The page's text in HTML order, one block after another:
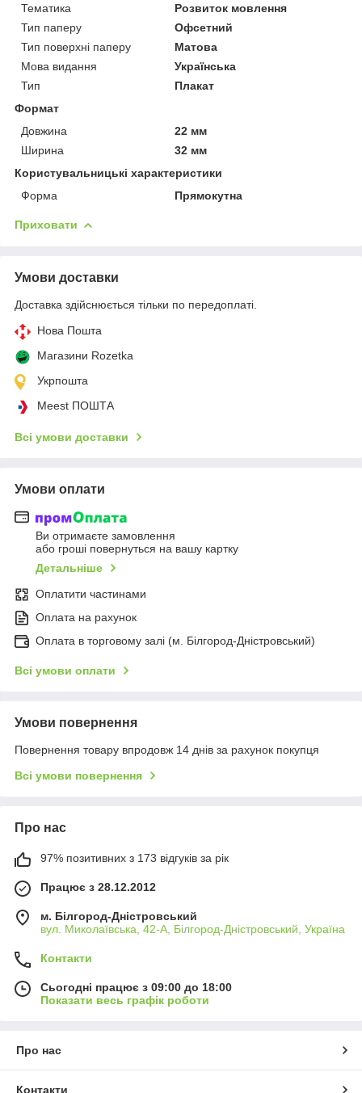
Тематика
Розвиток мовлення
Тип паперу
Офсетний
Тип поверхні паперу
Матова
Мова видання
Українська
Тип
Плакат
Формат
Довжина
22 мм
Ширина
32 мм
Користувальницькі характеристики
Форма
Прямокутна
Приховати
Умови доставки
Доставка здійснюється тільки по передоплаті.
Нова Пошта
Магазини Rozetka
Укрпошта
Meest ПОШТА
Всі умови доставки
Умови оплати
Ви отримаєте замовлення
або гроші повернуться на вашу картку
Детальніше
Оплатити частинами
Оплата на рахунок
Оплата в торговому залі (м. Білгород-Дністровський)
Всі умови оплати
Умови повернення
Повернення товару впродовж 14 днів за рахунок покупця
Всі умови повернення
Про нас
97% позитивних з 173 відгуків за рік
Працює з 28.12.2012
м. Білгород-Дністровський
вул. Миколаївська, 42-А, Білгород-Дністровський, Україна
Контакти
Сьогодні працює з 09:00 до 18:00
Показати весь графік роботи
Про нас
Контакти